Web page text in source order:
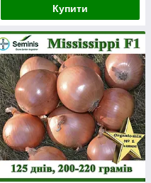
Купити